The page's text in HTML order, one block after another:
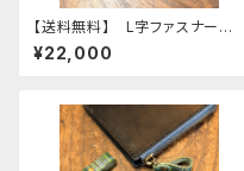
【送料無料】 L字ファスナー財
布 ブラック オカメ３兄弟 オ
カメインコ 財布 Black
¥22,000